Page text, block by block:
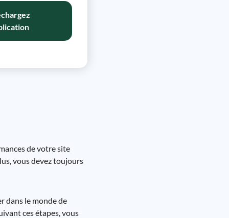
de votre site
vous devez toujours
dans le monde de
ces étapes, vous